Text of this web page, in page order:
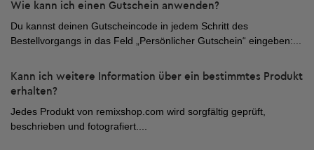
Wie kann ich einen Gutschein anwenden?
Du kannst deinen Gutscheincode in jedem Schritt des
Bestellvorgangs in das Feld „Persönlicher Gutschein“ eingeben:...
Kann ich weitere Information über ein bestimmtes Produkt
erhalten?
Jedes Produkt von remixshop.com wird sorgfältig geprüft,
beschrieben und fotografiert....